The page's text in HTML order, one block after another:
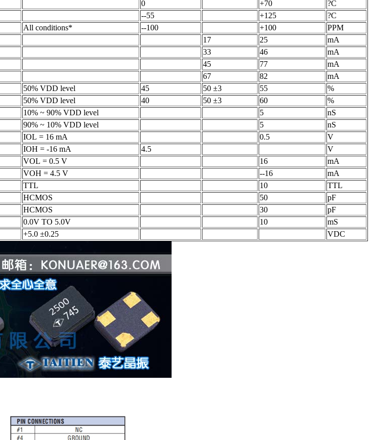
0 +70
?C
--55 +125
?C
All conditions* --100 +100 PPM
17 25
mA
33 46
mA
45 77
mA
67 82 mA
50% VDD level 45 50 ±3 55
%
50% VDD level 40 50 ±3 60
%
10% ~ 90% VDD level 5
nS
90% ~ 10% VDD level 5 nS
IOL = 16 mA 0.5
V
IOH = -16 mA 4.5 V
VOL = 0.5 V 16
mA
VOH = 4.5 V --16 mA
TTL 10
TTL
HCMOS 50
pF
HCMOS 30
pF
0.0V TO 5.0V 10
mS
+5.0 ±0.25 VDC